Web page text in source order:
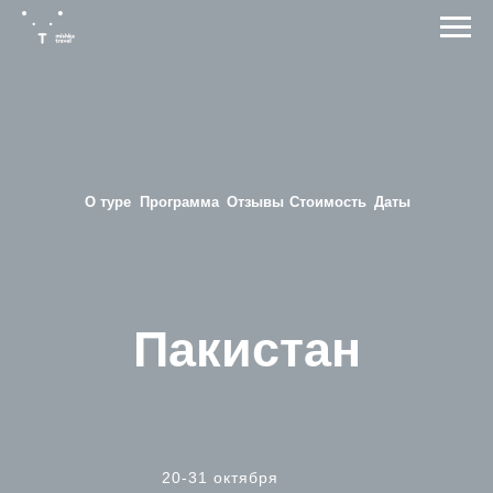
Пакистан
20-31 октября
О туре Программа Отзывы Стоимость Даты